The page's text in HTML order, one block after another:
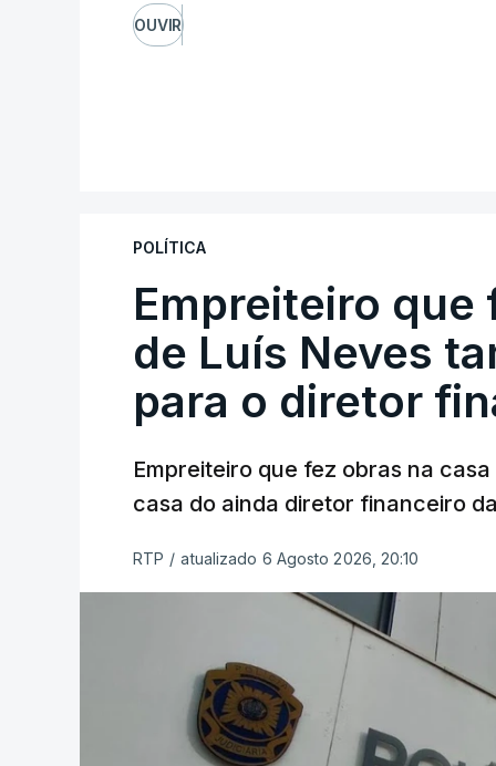
OUVIR
POLÍTICA
Empreiteiro que
de Luís Neves
para o diretor
Empreiteiro que fez obras na
casa do ainda diretor financeiro
RTP / atualizado 6 Agosto 2026, 20:10